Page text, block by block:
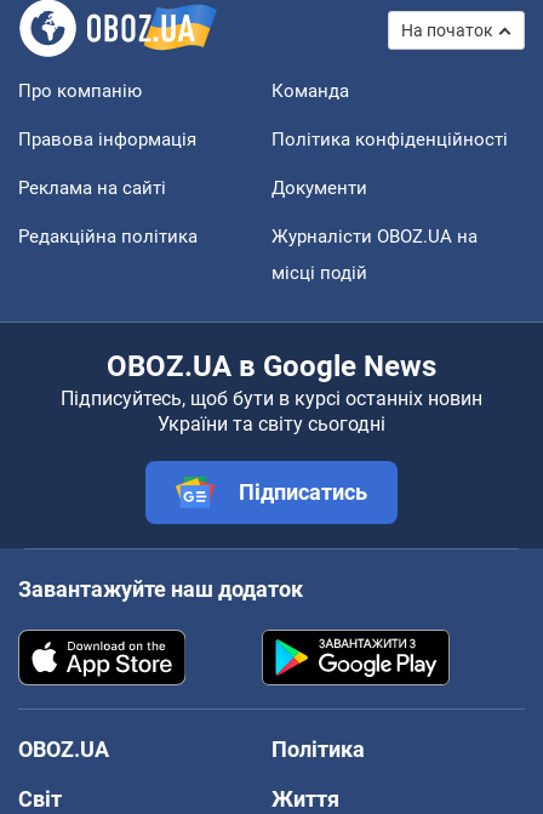
На початок
Про компанію Команда
Правова інформація Політика конфіденційності
Реклама на сайті Документи
Редакційна політика
Журналісти OBOZ.UA на
місці подій
OBOZ.UA в Google News
Підписуйтесь, щоб бути в курсі останніх новин
України та світу сьогодні
Підписатись
Завантажуйте наш додаток
OBOZ.UA
Політика
Світ
Життя